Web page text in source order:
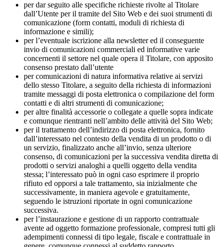
per dar seguito alle specifiche richieste rivolte al Titolare
dall’Utente per il tramite del Sito Web e dei suoi strumenti di
comunicazione (form contatti, moduli di richiesta di
informazione e simili);
per l’eventuale iscrizione alla newsletter ed il conseguente
invio di comunicazioni commerciali ed informative varie
concernenti il settore nel quale opera il Titolare, con apposito
consenso prestato dall’utente
per comunicazioni di natura informativa relative ai servizi
dello stesso Titolare, a seguito della richiesta di informazioni
tramite messaggi di posta elettronica o compilazione del form
contatti e di altri strumenti di comunicazione;
per altre finalità accessorie o collegate a quelle sopra indicate
e comunque rientranti nell’ambito delle attività del Sito Web;
per il trattamento dell’indirizzo di posta elettronica, fornito
dall’interessato nel contesto della vendita di un prodotto o di
un servizio, finalizzato anche all’invio, senza ulteriore
consenso, di comunicazioni per la successiva vendita diretta di
prodotti o servizi analoghi a quelli oggetto della vendita
stessa; l’interessato può in ogni caso esprimere il proprio
rifiuto ed opporsi a tale trattamento, sia inizialmente che
successivamente, in maniera agevole e gratuitamente,
seguendo le istruzioni riportate in ogni comunicazione
successiva.
per l’instaurazione e gestione di un rapporto contrattuale
avente ad oggetto formazione professionale, compresi tutti gli
adempimenti connessi di tipo legale, fiscale e contrattuale in